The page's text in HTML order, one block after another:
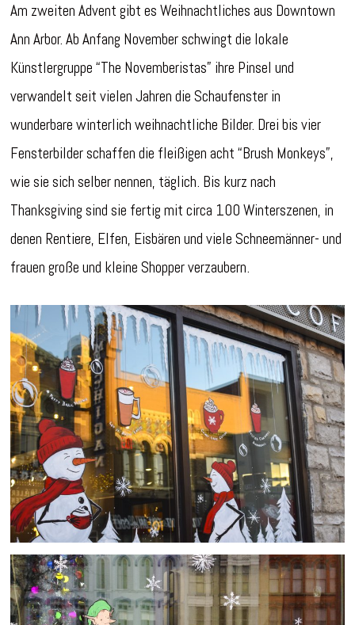
Am zweiten Advent gibt es Weihnachtliches aus Downtown
Ann Arbor. Ab Anfang November schwingt die lokale
Künstlergruppe “The Novemberistas” ihre Pinsel und
verwandelt seit vielen Jahren die Schaufenster in
wunderbare winterlich weihnachtliche Bilder. Drei bis vier
Fensterbilder schaffen die fleißigen acht “Brush Monkeys”,
wie sie sich selber nennen, täglich. Bis kurz nach
Thanksgiving sind sie fertig mit circa 100 Winterszenen, in
denen Rentiere, Elfen, Eisbären und viele Schneemänner- und
frauen große und kleine Shopper verzaubern.